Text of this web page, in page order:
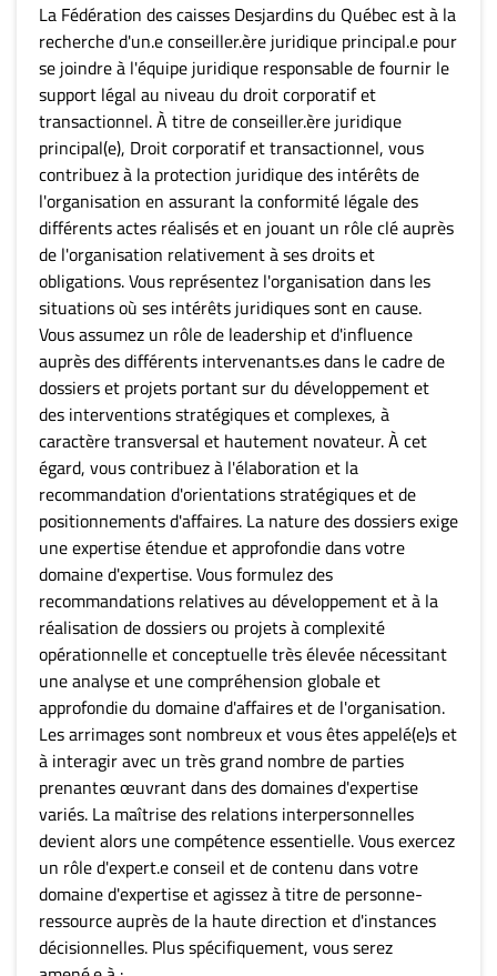
La Fédération des caisses Desjardins du Québec est à la
recherche d'un.e conseiller.ère juridique principal.e pour
se joindre à l'équipe juridique responsable de fournir le
support légal au niveau du droit corporatif et
transactionnel. À titre de conseiller.ère juridique
principal(e), Droit corporatif et transactionnel, vous
contribuez à la protection juridique des intérêts de
l'organisation en assurant la conformité légale des
différents actes réalisés et en jouant un rôle clé auprès
de l'organisation relativement à ses droits et
obligations. Vous représentez l'organisation dans les
situations où ses intérêts juridiques sont en cause.
Vous assumez un rôle de leadership et d'influence
auprès des différents intervenants.es dans le cadre de
dossiers et projets portant sur du développement et
des interventions stratégiques et complexes, à
caractère transversal et hautement novateur. À cet
égard, vous contribuez à l'élaboration et la
recommandation d'orientations stratégiques et de
positionnements d'affaires. La nature des dossiers exige
une expertise étendue et approfondie dans votre
domaine d'expertise. Vous formulez des
recommandations relatives au développement et à la
réalisation de dossiers ou projets à complexité
opérationnelle et conceptuelle très élevée nécessitant
une analyse et une compréhension globale et
approfondie du domaine d'affaires et de l'organisation.
Les arrimages sont nombreux et vous êtes appelé(e)s et
à interagir avec un très grand nombre de parties
prenantes œuvrant dans des domaines d'expertise
variés. La maîtrise des relations interpersonnelles
devient alors une compétence essentielle. Vous exercez
un rôle d'expert.e conseil et de contenu dans votre
domaine d'expertise et agissez à titre de personne-
ressource auprès de la haute direction et d'instances
décisionnelles. Plus spécifiquement, vous serez